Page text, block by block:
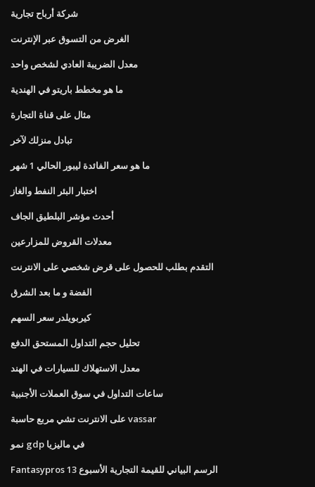
شركة أرباح تجارية
الغرض من التسوق عبر الإنترنت
معدل الضريبة العادي لشخص واحد
ما هو مخطط باريتو في الهندية
مثال على قناة التجارة
تبادل منزلك لآخر
ما هو سعر الفائدة ليبور الحالي 1 شهر
اختبار البئر النفط والغاز
أحدث مؤشر البلطيق الجاف
معدلات القروض للمزارعين
التقدم بطلب للحصول على قرض شخصي على الانترنت
الفضة و ما بعد الشرق
كيربويلدر سعر السهم
تحليل حجم التداول المستحق الدفع
معدل الاستهلاك للسيارات في الهند
ساعات التداول في سوق العملات الأجنبية
على الانترنت تشي مربع حاسبة vassar
نمو gdp في ماليزيا
Fantasypros الرسم البياني للقيمة التجارية الأسبوع 13